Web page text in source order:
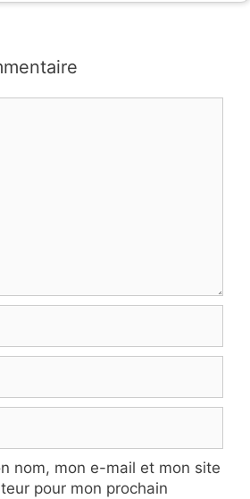
nom, mon e-mail et mon site
pour mon prochain